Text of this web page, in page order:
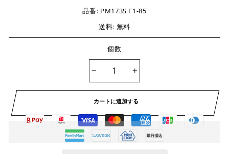
品番: PM173S F1-85
送料: 無料
個数
カートに追加する